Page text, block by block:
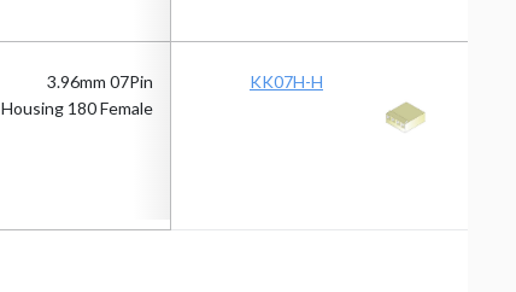
KK07H-H
3.96mm 07Pin
Housing 180 Female